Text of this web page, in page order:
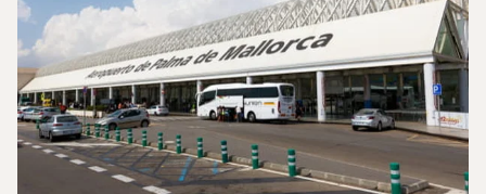
Quels Jets Privés Sont Les Plus
Affrétés Entre Nice Et Palma
De Majorque ?
En 2025, le Phenom 100, le Beechjet 400A et le
PC-12 NG ont été les jets privés les plus utilisés
pour les vols entre Palma de Majorque et Nice. Un